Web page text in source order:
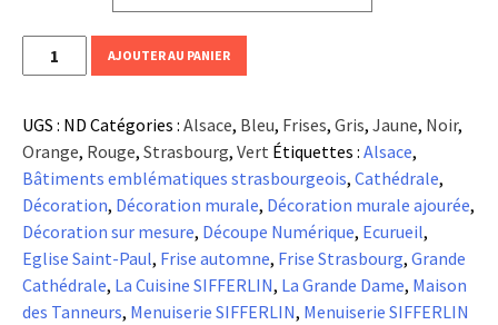
quantité
de
"L'automne
en
Alsace"
AJOUTER AU PANIER
UGS : ND Catégories : Alsace, Bleu, Frises, Gris, Jaune, Noir,
Orange, Rouge, Strasbourg, Vert Étiquettes : Alsace,
Bâtiments emblématiques strasbourgeois, Cathédrale,
Décoration, Décoration murale, Décoration murale ajourée,
Décoration sur mesure, Découpe Numérique, Ecurueil,
Eglise Saint-Paul, Frise automne, Frise Strasbourg, Grande
Cathédrale, La Cuisine SIFFERLIN, La Grande Dame, Maison
des Tanneurs, Menuiserie SIFFERLIN, Menuiserie SIFFERLIN